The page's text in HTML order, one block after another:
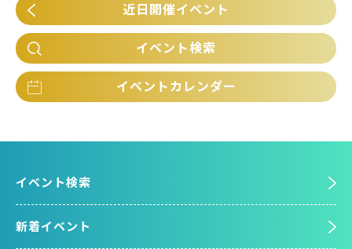
近日開催イベント
イベント検索
イベントカレンダー
イベント検索
新着イベント